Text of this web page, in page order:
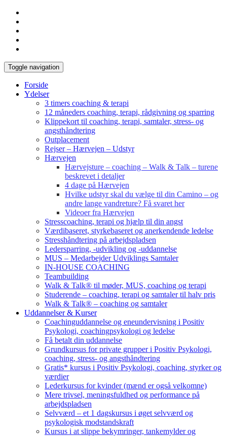
Toggle navigation
Forside
Ydelser
3 timers coaching & terapi
12 måneders coaching, terapi, rådgivning og sparring
Klippekort til coaching, terapi, samtaler, stress- og
angsthåndtering
Outplacement
Rejser – Hærvejen – Udstyr
Hærvejen
Hærvejsture – coaching – Walk & Talk – turene
beskrevet i detaljer
4 dage på Hærvejen
Hvilke udstyr skal du vælge til din Camino – og
andre lange vandreture? Få svaret her
Videoer fra Hærvejen
Stresscoaching, terapi og hjælp til din angst
Værdibaseret, styrkebaseret og anerkendende ledelse
Stresshåndtering på arbejdspladsen
Ledersparring, -udvikling og -uddannelse
MUS – Medarbejder Udviklings Samtaler
IN-HOUSE COACHING
Teambuilding
Walk & Talk® til møder, MUS, coaching og terapi
Studerende – coaching, terapi og samtaler til halv pris
Walk & Talk® – coaching og samtaler
Uddannelser & Kurser
Coachinguddannelse og eneundervisning i Positiv
Psykologi, coachingpsykologi og ledelse
Få betalt din uddannelse
Grundkursus for private grupper i Positiv Psykologi,
coaching, stress- og angsthåndtering
Gratis* kursus i Positiv Psykologi, coaching, styrker og
værdier
Lederkursus for kvinder (mænd er også velkomne)
Mere trivsel, meningsfuldhed og performance på
arbejdspladsen
Selvværd – et 1 dagskursus i øget selvværd og
psykologisk modstandskraft
Kursus i at slippe bekymringer, tankemylder og